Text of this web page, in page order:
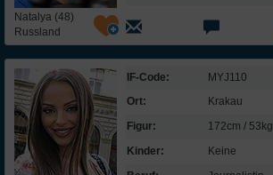
Natalya (48)
Russland
IF-Code:
MYJ110
Ort:
Krakau
Figur:
172cm / 53kg
Kinder:
Keine